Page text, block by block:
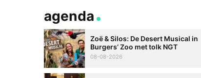
agenda
Zoë & Silos: De Desert Musical in
Burgers’ Zoo met tolk NGT
08-08-2026